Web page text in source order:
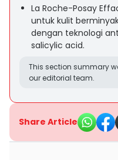
La Roche-Posay
untuk kulit
dengan teknologi
salicylic acid.
This section summary
our editorial team.
Share Article